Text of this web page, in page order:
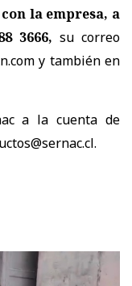
la empresa, a
3666, su correo
y también en
a la cuenta de